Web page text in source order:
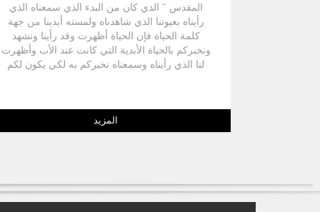
المقدس " الذي كان من البدء الذي سمعناه الذي
رأيناه بعيوننا الذي شاهدناه ولمسته أيدينا من جهة
كلمة الحياة فإن الحياة أظهرت وقد رأينا ونشهد
ونخبركم بالحياة الأبدية التي كانت عند الأب وأظهرت
لنا الذي رأيناه وسمعناه نخبركم به لكي يكون لكم
المزيد